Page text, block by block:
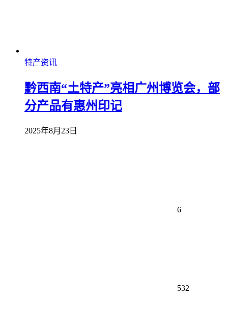
特产资讯
黔西南“土特产”亮相广州博览会，部
分产品有惠州印记
2025年8月23日
6
532